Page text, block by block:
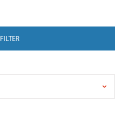
FILTER